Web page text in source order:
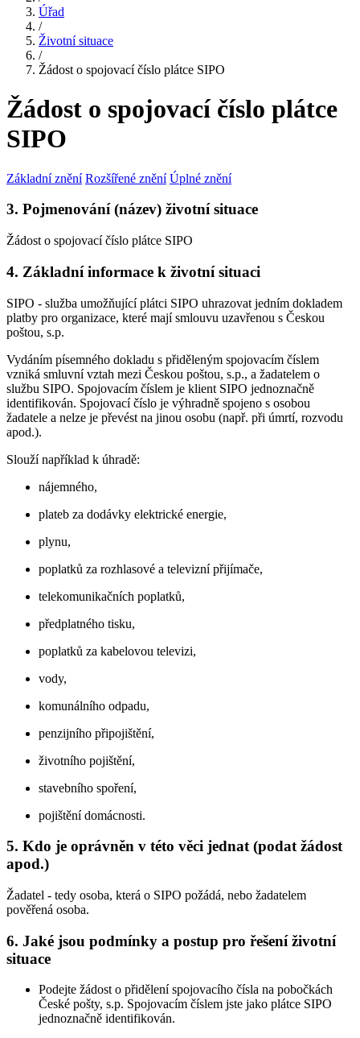
Úřad
/
Životní situace
/
Žádost o spojovací číslo plátce SIPO
Žádost o spojovací číslo plátce
SIPO
Základní znění Rozšířené znění Úplné znění
3. Pojmenování (název) životní situace
Žádost o spojovací číslo plátce SIPO
4. Základní informace k životní situaci
SIPO - služba umožňující plátci SIPO uhrazovat jedním dokladem
platby pro organizace, které mají smlouvu uzavřenou s Českou
poštou, s.p.
Vydáním písemného dokladu s přiděleným spojovacím číslem
vzniká smluvní vztah mezi Českou poštou, s.p., a žadatelem o
službu SIPO. Spojovacím číslem je klient SIPO jednoznačně
identifikován. Spojovací číslo je výhradně spojeno s osobou
žadatele a nelze je převést na jinou osobu (např. při úmrtí, rozvodu
apod.).
Slouží například k úhradě:
nájemného,
plateb za dodávky elektrické energie,
plynu,
poplatků za rozhlasové a televizní přijímače,
telekomunikačních poplatků,
předplatného tisku,
poplatků za kabelovou televizi,
vody,
komunálního odpadu,
penzijního připojištění,
životního pojištění,
stavebního spoření,
pojištění domácnosti.
5. Kdo je oprávněn v této věci jednat (podat žádost
apod.)
Žadatel - tedy osoba, která o SIPO požádá, nebo žadatelem
pověřená osoba.
6. Jaké jsou podmínky a postup pro řešení životní
situace
Podejte žádost o přidělení spojovacího čísla na pobočkách
České pošty, s.p. Spojovacím číslem jste jako plátce SIPO
jednoznačně identifikován.